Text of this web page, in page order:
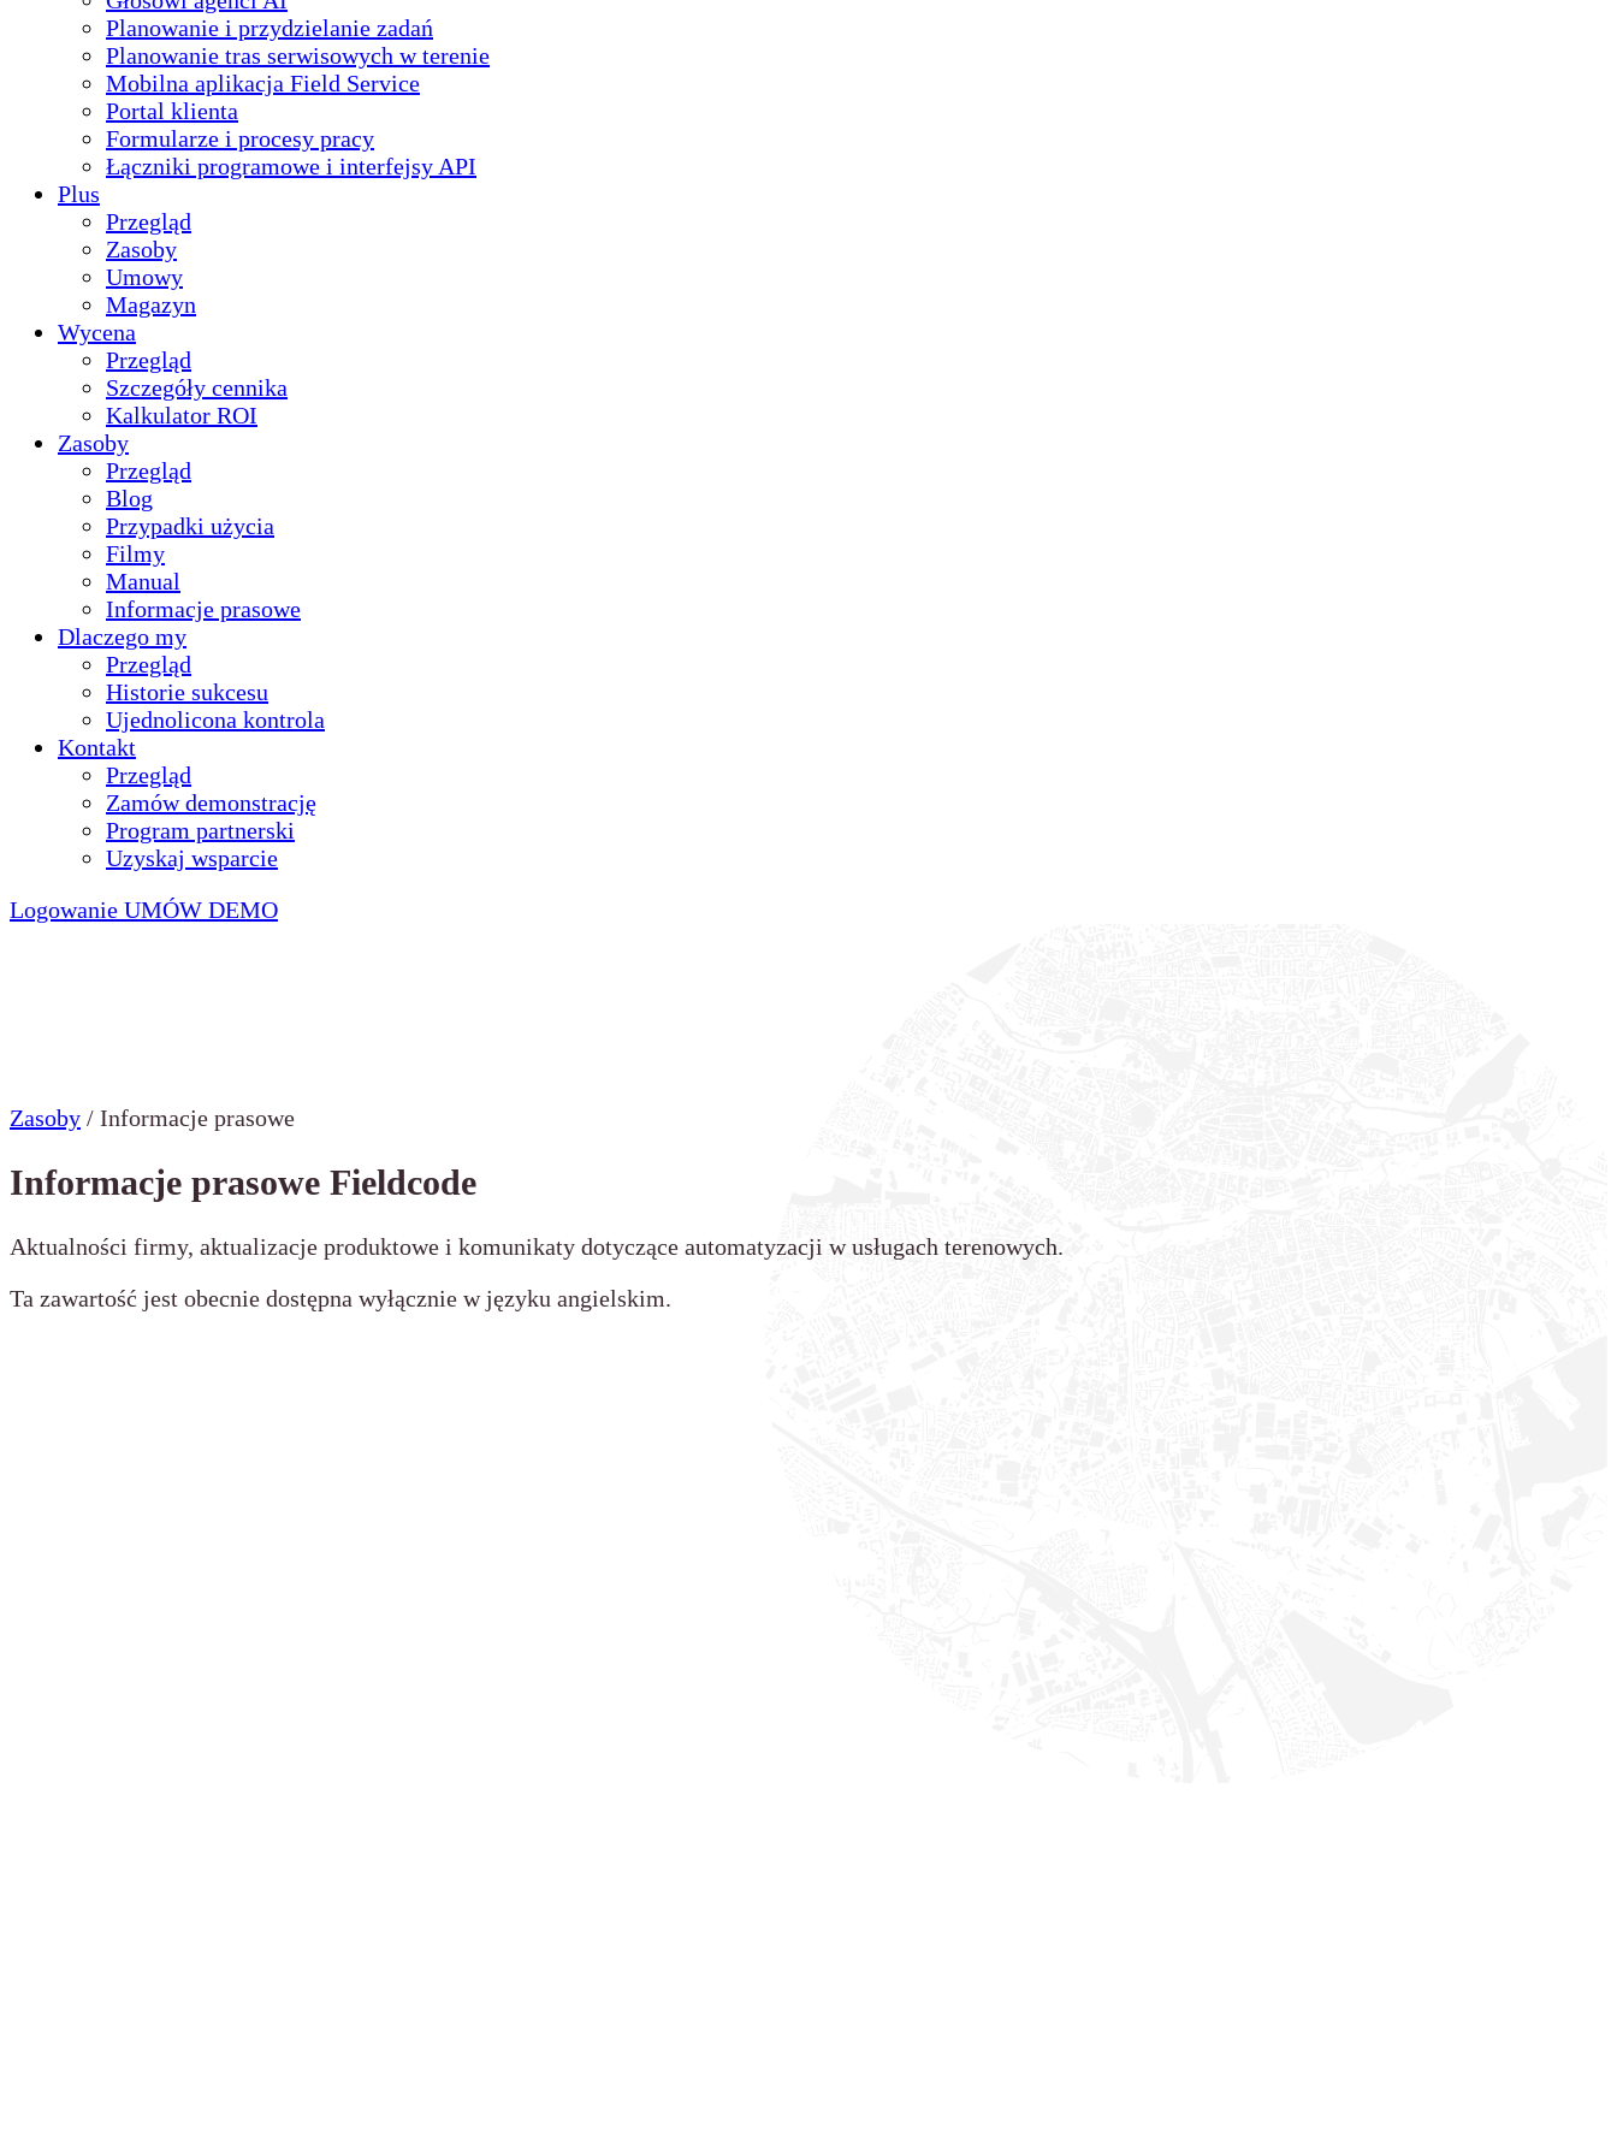
Planowanie i przydzielanie zadań
Planowanie tras serwisowych w terenie
Mobilna aplikacja Field Service
Portal klienta
Formularze i procesy pracy
Łączniki programowe i interfejsy API
Plus
Przegląd
Zasoby
Umowy
Magazyn
Wycena
Przegląd
Szczegóły cennika
Kalkulator ROI
Zasoby
Przegląd
Blog
Przypadki użycia
Filmy
Manual
Informacje prasowe
Dlaczego my
Przegląd
Historie sukcesu
Ujednolicona kontrola
Kontakt
Przegląd
Zamów demonstrację
Program partnerski
Uzyskaj wsparcie
Logowanie UMÓW DEMO
Zasoby / Informacje prasowe
Informacje prasowe Fieldcode
Aktualności firmy, aktualizacje produktowe i komunikaty dotyczące automatyzacji w usługach terenowych.
Ta zawartość jest obecnie dostępna wyłącznie w języku angielskim.